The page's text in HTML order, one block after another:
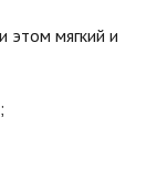
мягкий и